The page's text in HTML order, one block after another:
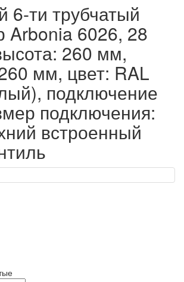
6-ти трубчатый
Arbonia 6026, 28
260 мм,
мм, цвет: RAL
подключение
подключения:
встроенный